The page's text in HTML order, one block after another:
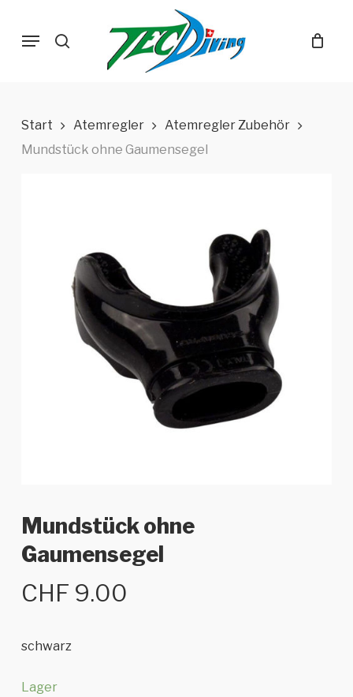
search
Menu
Start Atemregler
Atemregler Zubehör
Mundstück ohne Gaumensegel
Mundstück ohne
Gaumensegel
CHF 9.00
schwarz
Lager